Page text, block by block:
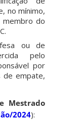
no mínimo,
membro do
ou de
pelo
por
de empate,
Mestrado
2024):